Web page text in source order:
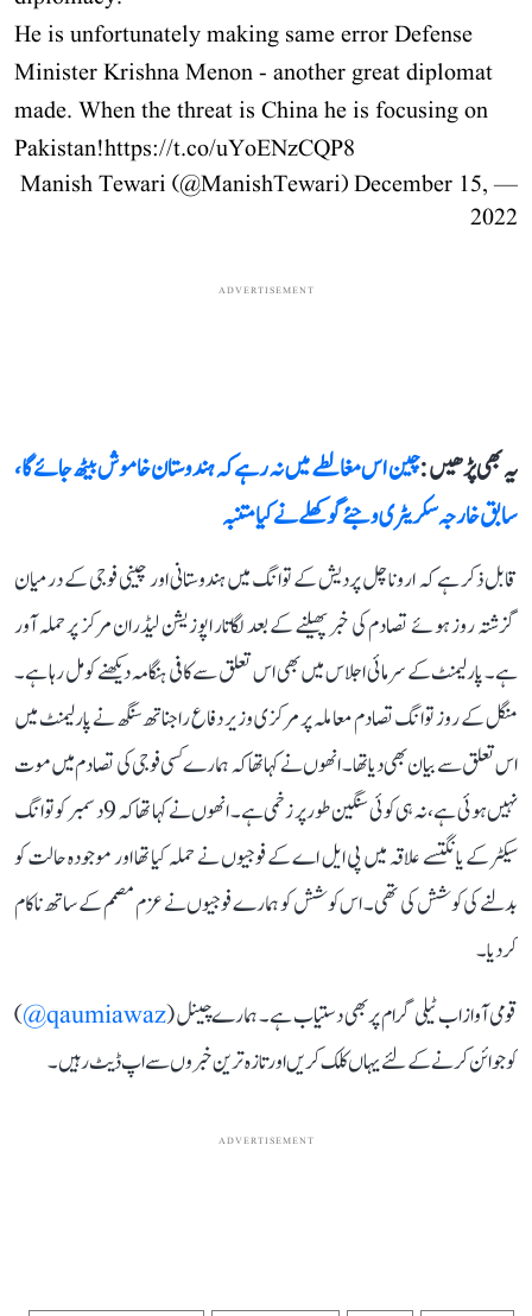
He is unfortunately making same error Defense
Minister Krishna Menon - another great diplomat
made. When the threat is China he is focusing on
Pakistan!https://t.co/uYoENzCQP8
— Manish Tewari (@ManishTewari)
December 15,
2022
ADVERTISEMENT
یہ بھی پڑھیں :چین اس مغالطے میں نہ رہے کہ ہندوستان خاموش بیٹھ جائے گا،
سابق خارجہ سکریٹری وجئے گوکھلے نے کیا متنبہ
قابل ذکر ہے کہ اروناچل پردیش کے توانگ میں ہندوستانی اور چینی فوجی کے درمیان
گزشتہ روز ہوئے تصادم کی خبر پھیلنے کے بعد لگاتار اپوزیشن لیڈران مرکز پر حملہ آور
ہے۔ پارلیمنٹ کے سرمائی اجلاس میں بھی اس تعلق سے کافی ہنگامہ دیکھنے کو مل رہا ہے۔
منگل کے روز توانگ تصادم معاملہ پر مرکزی وزیر دفاع راجناتھ سنگھ نے پارلیمنٹ میں
اس تعلق سے بیان بھی دیا تھا۔ انھوں نے کہا تھا کہ ہمارے کسی فوجی کی تصادم میں موت
نہیں ہوئی ہے، نہ ہی کوئی سنگین طور پر زخمی ہے۔ انھوں نے کہا تھا کہ 9 دسمبر کو توانگ
سیکٹر کے یانگتسے علاقہ میں پی ایل اے کے فوجیوں نے حملہ کیا تھا اور موجودہ حالت کو
بدلنے کی کوشش کی تھی۔ اس کوشش کو ہمارے فوجیوں نے عزم مصمم کے ساتھ ناکام
کر دیا۔
قومی آواز اب ٹیلی گرام پر بھی دستیاب ہے۔ ہمارے چینل (qaumiawaz@
)
کو جوائن کرنے کے لئے یہاں کلک کریں اور تازہ ترین خبروں سے اپ ڈیٹ رہیں۔
ADVERTISEMENT